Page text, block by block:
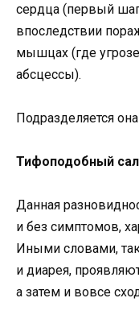
сердца (первый
впоследствии
мышцах (где
абсцессы).
Подразделяется
Тифоподобный
Данная
и без симптомов,
Иными словами,
и диарея,
а затем и вовсе